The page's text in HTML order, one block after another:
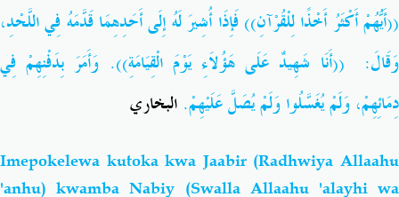
((أَيُّهُمْ أَكْثَرُ أَخْذًا لِلْقُرْآنِ))‏ فَإِذَا أُشِيرَ لَهُ إِلَى أَحَدِهِمَا قَدَّمَهُ فِي اللَّحْدِ،
وَقَالَ: ((أَنَا شَهِيدٌ عَلَى هَؤُلاَءِ يَوْمَ الْقِيَامَةِ)).‏ وَأَمَرَ بِدَفْنِهِمْ فِي
دِمَائِهِمْ، وَلَمْ يُغَسَّلُوا وَلَمْ يُصَلَّ عَلَيْهِمْ‏.‏ البخاري
Imepokelewa kutoka kwa Jaabir (Radhwiya Allaahu
'anhu) kwamba Nabiy (Swalla Allaahu 'alayhi wa